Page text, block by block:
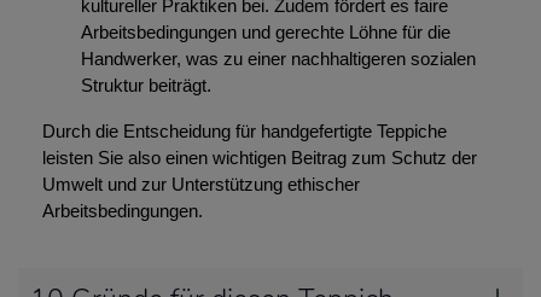
kultureller Praktiken bei. Zudem fördert es faire
Arbeitsbedingungen und gerechte Löhne für die
Handwerker, was zu einer nachhaltigeren sozialen
Struktur beiträgt.
Durch die Entscheidung für handgefertigte Teppiche
leisten Sie also einen wichtigen Beitrag zum Schutz der
Umwelt und zur Unterstützung ethischer
Arbeitsbedingungen.